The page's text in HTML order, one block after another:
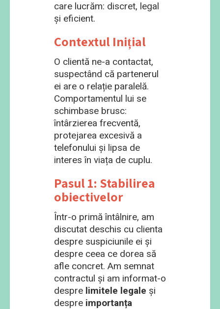
care lucrăm: discret, legal
și eficient.
Contextul Inițial
O clientă ne-a contactat,
suspectând că partenerul
ei are o relație paralelă.
Comportamentul lui se
schimbase brusc:
întârzierea frecventă,
protejarea excesivă a
telefonului și lipsa de
interes în viața de cuplu.
Pasul 1: Stabilirea
obiectivelor
Într-o primă întâlnire, am
discutat deschis cu clienta
despre suspiciunile ei și
despre ceea ce dorea să
afle concret. Am semnat
contractul și am informat-o
despre limitele legale și
despre importanța